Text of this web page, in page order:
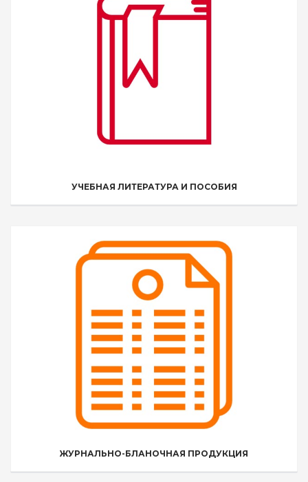
УЧЕБНАЯ ЛИТЕРАТУРА И ПОСОБИЯ
ЖУРНАЛЬНО-БЛАНОЧНАЯ ПРОДУКЦИЯ